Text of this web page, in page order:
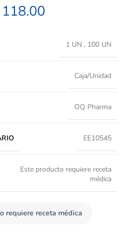
118.00
1 UN , 100 UN
Caja/Unidad
OQ Pharma
EE10545
Este producto requiere receta
médica
requiere receta médica